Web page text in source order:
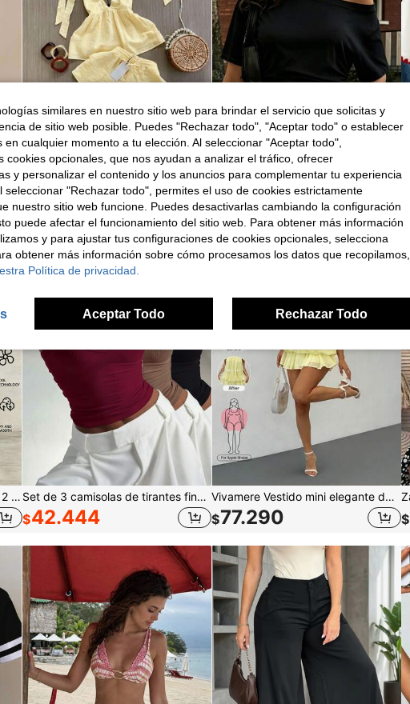
Siren Gaze Top de un hombro con patchwork de encaje y nudo, top elegante y ajustado para mujer, top de carnaval, estilo casual de verano, top de hombro asimétrico, top sin espalda, top de fiesta, festival de música
$62.590 $27.538
Zayélia Conjunto de chándal de 2 piezas para mujer, chaqueta con cuello y cremallera completa, estampado de rayas laterales en tejido de punto, pantalones de chándal de cintura alta y pierna ancha, ropa de estar por casa suave para uso diario Set de 3 camisolas de tirantes finos acanaladas casuales y sexys para mujer, versátiles, primavera/verano, uso diario
$42.444
Vivamere Vestido mini elegante de mujer con cuello halter y lazo en color amarillo pálido, vestido corto fluido tipo babydoll tropical de verano, adecuado para fiesta, cita, cóctel, Día de San Valentín, elegante, para mujeres de talla pequeña
$77.290 $
similares en nuestro sitio web para brindar el servicio que solicitas y
de sitio web posible. Puedes "Rechazar todo", "Aceptar todo" o establecer
cualquier momento a tu elección. Al seleccionar "Aceptar todo",
cookies opcionales, que nos ayudan a analizar el tráfico, ofrecer
y personalizar el contenido y los anuncios para complementar tu experiencia
seleccionar "Rechazar todo", permites el uso de cookies estrictamente
nuestro sitio web funcione. Puedes desactivarlas cambiando la configuración
puede afectar el funcionamiento del sitio web. Para obtener más información
y para ajustar tus configuraciones de cookies opcionales, selecciona
obtener más información sobre cómo procesamos los datos que recopilamos,
Política de privacidad.
Aceptar Todo Rechazar Todo